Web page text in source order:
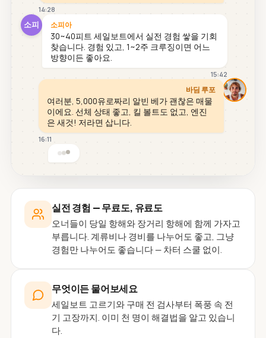
14:28
소피 소피아
30~40피트 세일보트에서 실전 경험 쌓을 기회
찾습니다. 경험 있고, 1~2주 크루징이면 어느
방향이든 좋아요.
15:42
바딤 루포
여러분, 5,000유로짜리 알빈 베가 괜찮은 매물
이에요. 선체 상태 좋고, 킬 볼트도 없고, 엔진
은 새것! 저라면 삽니다.
16:11
실전 경험 — 무료도, 유료도
오너들이 당일 항해와 장거리 항해에 함께 가자고
부릅니다. 계류비나 경비를 나누어도 좋고, 그냥
경험만 나누어도 좋습니다 — 차터 스쿨 없이.
무엇이든 물어보세요
세일보트 고르기와 구매 전 검사부터 폭풍 속 전
기 고장까지. 이미 천 명이 해결법을 알고 있습니
다.